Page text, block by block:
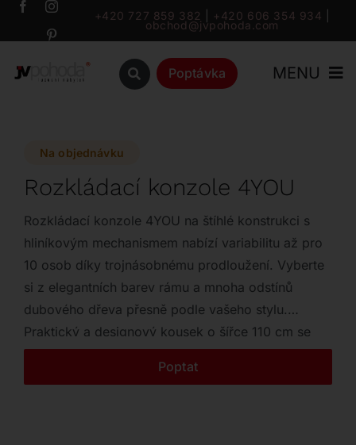
Přeskočit
+420 727 859 382 +420 606 354 934
obchod@jvpohoda.com
Poptávka MENU
Katalog
Značky
Outlet
Kontakt
Na objednávku
Rozkládací konzole 4YOU
Rozkládací konzole 4YOU na štíhlé konstrukci s
hliníkovým mechanismem nabízí variabilitu až pro
10 osob díky trojnásobnému prodloužení. Vyberte
si z elegantních barev rámu a mnoha odstínů
dubového dřeva přesně podle vašeho stylu.
Praktický a designový kousek o šířce 110 cm se
snadno přizpůsobí každé příležitosti.
Poptat